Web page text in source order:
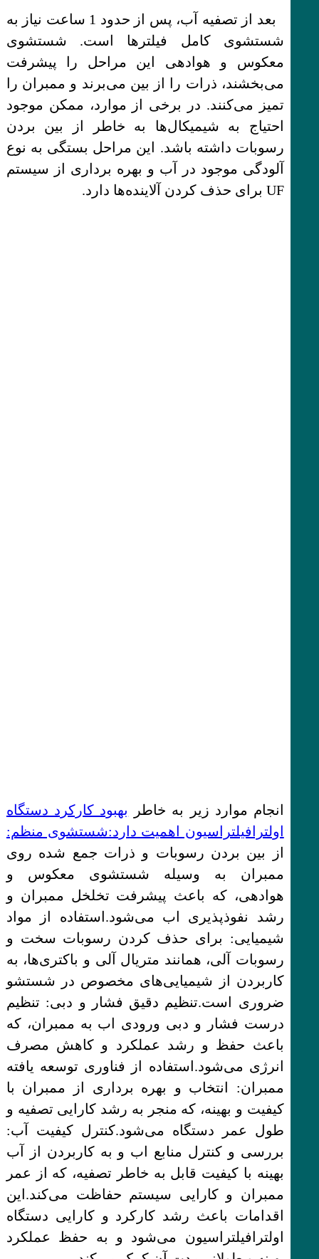
بعد از تصفیه آب، پس از حدود 1 ساعت نیاز به
شستشوی کامل فیلترها است. شستشوی
معکوس و هوادهی این مراحل را پیشرفت
می‌بخشند، ذرات را از بین می‌برند و ممبران را
تمیز می‌کنند. در برخی از موارد، ممکن موجود
احتیاج به شیمیکال‌ها به خاطر از بین بردن
رسوبات داشته باشد. این مراحل بستگی به نوع
آلودگی موجود در آب و بهره برداری از سیستم
UF برای حذف کردن آلاینده‌ها دارد.
انجام موارد زیر به خاطر بهبود کارکرد دستگاه
اولترافیلتراسیون اهمیت دارد:شستشوی منظم:
از بین بردن رسوبات و ذرات جمع شده روی
ممبران به وسیله شستشوی معکوس و
هوادهی، که باعث پیشرفت تخلخل ممبران و
رشد نفوذپذیری اب می‌شود.استفاده از مواد
شیمیایی: برای حذف کردن رسوبات سخت و
رسوبات آلی، همانند متریال آلی و باکتری‌ها، به
کاربردن از شیمیایی‌های مخصوص در شستشو
ضروری است.تنظیم دقیق فشار و دبی: تنظیم
درست فشار و دبی ورودی اب به ممبران، که
باعث حفظ و رشد عملکرد و کاهش مصرف
انرژی می‌شود.استفاده از فناوری توسعه یافته
ممبران: انتخاب و بهره برداری از ممبران با
کیفیت و بهینه، که منجر به رشد کارایی تصفیه و
طول عمر دستگاه می‌شود.کنترل کیفیت آب:
بررسی و کنترل منابع اب و به کاربردن از آب
بهینه با کیفیت قابل به خاطر تصفیه، که از عمر
ممبران و کارایی سیستم حفاظت می‌کند.این
اقدامات باعث رشد کارکرد و کارایی دستگاه
اولترافیلتراسیون می‌شود و به حفظ عملکرد